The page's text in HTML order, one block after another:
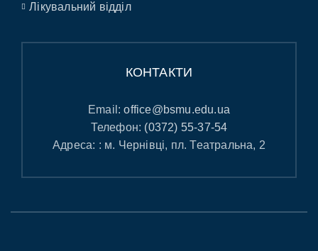
Лікувальний відділ
КОНТАКТИ
Email:office@bsmu.edu.ua
Телефон: (0372) 55-37-54
Адреса: : м. Чернівці, пл. Театральна, 2